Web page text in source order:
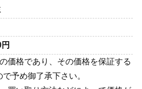
価格であり、その価格を保証する
予め御了承下さい。